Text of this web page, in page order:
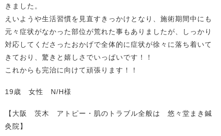
きました。
えいようや生活習慣を見直すきっかけとなり、施術期間中にも
元々症状がなかった部位が荒れた事もありましたが、しっかり
対応してくださったおかげで全体的に症状が徐々に落ち着いて
きており、驚きと嬉しさでいっぱいです！！
これからも完治に向けて頑張ります！！
19歳 女性 N/H様
【大阪 茨木 アトピー・肌のトラブル全般は 悠々堂まき鍼
灸院】